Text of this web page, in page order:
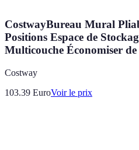
CostwayBureau Mural
Positions Espace de
Multicouche Économiser de
Costway
103.39 EuroVoir le prix